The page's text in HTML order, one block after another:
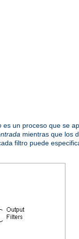
es un proceso que se
mientras que los
filtro puede